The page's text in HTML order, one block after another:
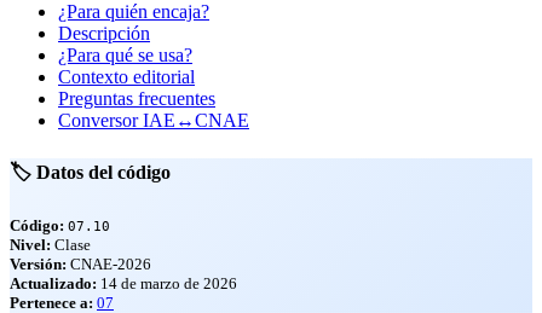
¿Para quién encaja?
Descripción
¿Para qué se usa?
Contexto editorial
Preguntas frecuentes
Conversor IAE↔CNAE
🏷️ Datos del código
Código: 07.10
Nivel: Clase
Versión: CNAE-2026
Actualizado: 14 de marzo de 2026
Pertenece a: 07